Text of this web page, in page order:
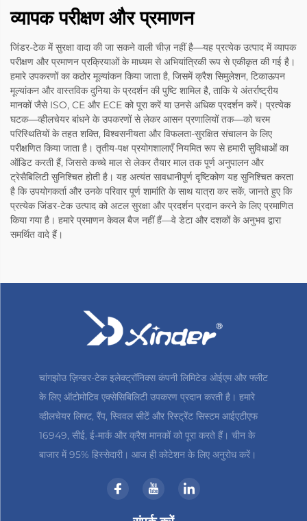
व्यापक परीक्षण और प्रमाणन
जिंडर-टेक में सुरक्षा वादा की जा सकने वाली चीज़ नहीं है—यह प्रत्येक उत्पाद में व्यापक
परीक्षण और प्रमाणन प्रक्रियाओं के माध्यम से अभियांत्रिकी रूप से एकीकृत की गई है।
हमारे उपकरणों का कठोर मूल्यांकन किया जाता है, जिसमें क्रैश सिमुलेशन, टिकाऊपन
मूल्यांकन और वास्तविक दुनिया के प्रदर्शन की पुष्टि शामिल है, ताकि ये अंतर्राष्ट्रीय
मानकों जैसे ISO, CE और ECE को पूरा करें या उनसे अधिक प्रदर्शन करें। प्रत्येक
घटक—व्हीलचेयर बांधने के उपकरणों से लेकर आसन प्रणालियों तक—को चरम
परिस्थितियों के तहत शक्ति, विश्वसनीयता और विफलता-सुरक्षित संचालन के लिए
परीक्षणित किया जाता है। तृतीय-पक्ष प्रयोगशालाएँ नियमित रूप से हमारी सुविधाओं का
ऑडिट करती हैं, जिससे कच्चे माल से लेकर तैयार माल तक पूर्ण अनुपालन और
ट्रेसैबिलिटी सुनिश्चित होती है। यह अत्यंत सावधानीपूर्ण दृष्टिकोण यह सुनिश्चित करता
है कि उपयोगकर्ता और उनके परिवार पूर्ण शामांति के साथ यात्रा कर सकें, जानते हुए कि
प्रत्येक जिंडर-टेक उत्पाद को अटल सुरक्षा और प्रदर्शन प्रदान करने के लिए प्रमाणित
किया गया है। हमारे प्रमाणन केवल बैज नहीं हैं—वे डेटा और दशकों के अनुभव द्वारा
समर्थित वादे हैं।
चांगझोउ ज़िन्डर-टेक इलेक्ट्रॉनिक्स कंपनी लिमिटेड ओईएम और फ्लीट
के लिए ऑटोमोटिव एक्सेसिबिलिटी उपकरण प्रदान करती है। हमारे
व्हीलचेयर लिफ्ट, रैंप, स्विवल सीटें और रिस्ट्रेंट सिस्टम आईएटीएफ
16949, सीई, ई-मार्क और क्रैश मानकों को पूरा करते हैं। चीन के
बाजार में 95% हिस्सेदारी। आज ही कोटेशन के लिए अनुरोध करें।